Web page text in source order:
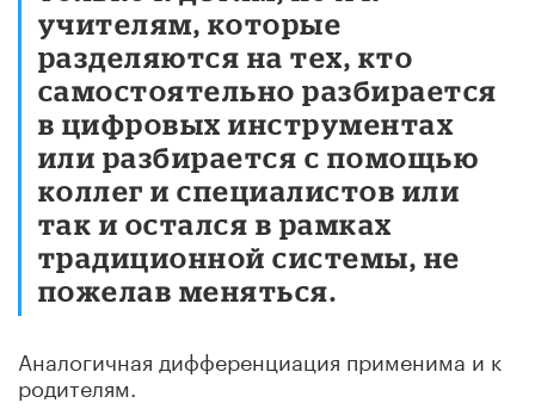
учителям, которые
разделяются на тех, кто
самостоятельно разбирается
в цифровых инструментах
или разбирается с помощью
коллег и специалистов или
так и остался в рамках
традиционной системы, не
пожелав меняться.
Аналогичная дифференциация применима и к
родителям.